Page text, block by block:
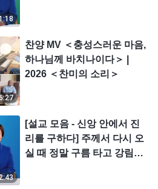
찬양 MV ＜충성스러운 마음,
하나님께 바치나이다＞ |
2026 ＜찬미의 소리＞
[설교 모음 - 신앙 안에서 진
리를 구하다] 주께서 다시 오
실 때 정말 구름 타고 강림하